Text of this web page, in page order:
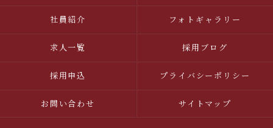
社員紹介 フォトギャラリー
求人一覧 採用ブログ
採用申込 プライバシーポリシー
お問い合わせ サイトマップ